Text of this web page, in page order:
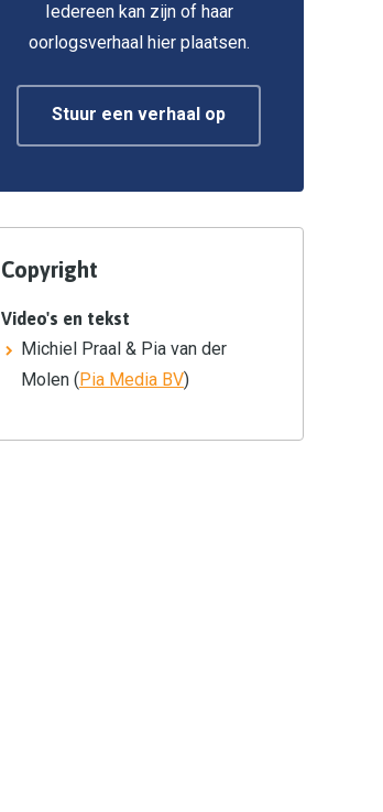
Iedereen kan zijn of haar
oorlogsverhaal hier plaatsen.
Stuur een verhaal op
Copyright
Video's en tekst
Michiel Praal & Pia van der
Molen (Pia Media BV)